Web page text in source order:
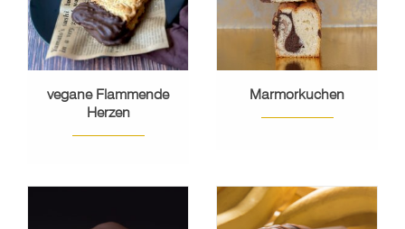
vegane Flammende
Herzen
Marmorkuchen